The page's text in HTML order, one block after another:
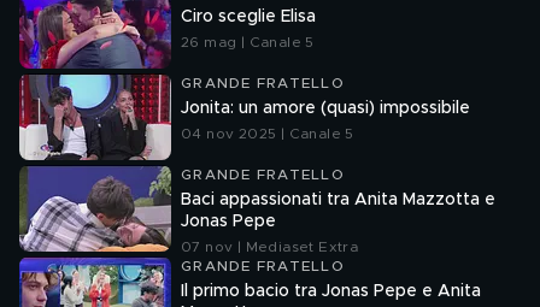
Ciro sceglie Elisa
26 mag | Canale 5
GRANDE FRATELLO
Jonita: un amore (quasi) impossibile
04 nov 2025 | Canale 5
GRANDE FRATELLO
Baci appassionati tra Anita Mazzotta e
Jonas Pepe
07 nov | Mediaset Extra
GRANDE FRATELLO
Il primo bacio tra Jonas Pepe e Anita